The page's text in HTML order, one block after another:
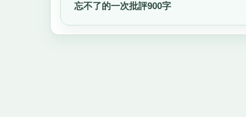
忘不了的一次批評900字